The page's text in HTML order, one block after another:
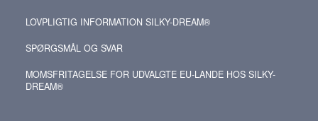
LOVPLIGTIG INFORMATION SILKY-DREAM®
SPØRGSMÅL OG SVAR
MOMSFRITAGELSE FOR UDVALGTE EU-LANDE HOS SILKY-
DREAM®